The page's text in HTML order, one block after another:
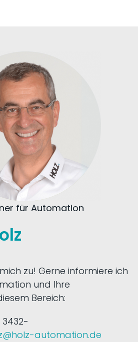
für Automation
zu! Gerne informiere ich
und Ihre
Bereich:
3432-
automation.de